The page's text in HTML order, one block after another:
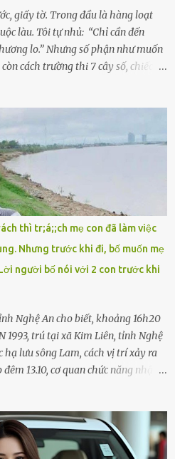
giấy tờ. Trong đầu là hàng loạt
làu. Tôi tự nhủ: “Chỉ cần đến
lo.” Nhưng số phận như muốn
cách trường thi 7 cây số, chiếc xe
nay quên mang theo! Giữa con
hoảng loạn vẫy tay xin đi nhờ. –
ơn cho cháu đi nhờ với! – Cô ơi,
thoại… Người thì lắc đầu. Người
lừa đảo. Tôi gào lên giữa đường
Còn hơn 30 phút nữa. Trong đầu
chạy. Tôi quăng xe vào vệ đường,
đeo ba lô và chạy . Chạy miết.
thì tr;á;;ch mẹ con đã làm việc
Nhưng trước khi đi, bố muốn mẹ
người bố nói với 2 con trước khi
Nghệ An cho biết, khoảng 16h20
1993, trú tại xã Kim Liên, tỉnh Nghệ
lưu sông Lam, cách vị trí xảy ra
13.10, cơ quan chức năng nhận
2 con gái nhỏ nhảy xuống
chờ thông tin tìm kiếm 3 bố
vụ nhảy cầu. Ảnh: Hải Dương Tại